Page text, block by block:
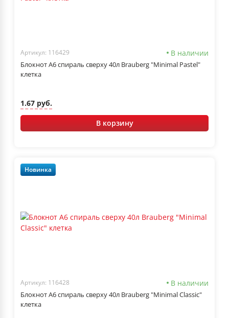
Артикул: 116429 В наличии
Блокнот А6 спираль сверху 40л Brauberg "Minimal Pastel"
клетка
1.67 руб.
В корзину
Новинка
Артикул: 116428 В наличии
Блокнот А6 спираль сверху 40л Brauberg "Minimal Classic"
клетка